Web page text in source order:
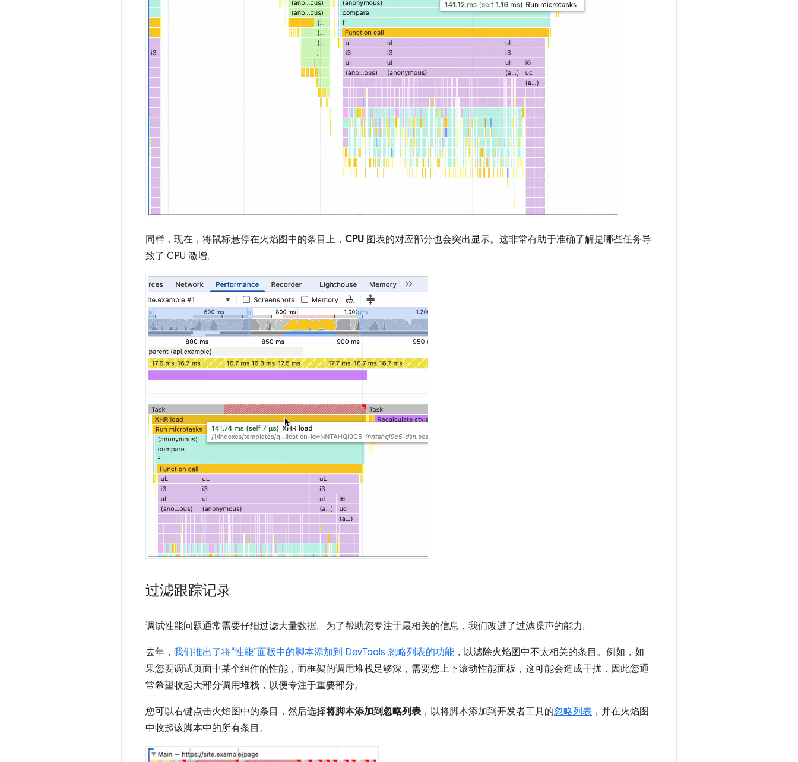
同样，现在，将鼠标悬停在火焰图中的条目上， CPU 图表的对应部分也会突出显示。这非常有助于准确了解是哪些任务导
致了 CPU 激增。
过滤跟踪记录
调试性能问题通常需要仔细过滤大量数据。为了帮助您专注于最相关的信息，我们改进了过滤噪声的能力。
去年， 我们推出了将“性能”面板中的脚本添加到 DevTools 忽略列表的功能 ，以滤除火焰图中不太相关的条目。例如，如
果您要调试页面中某个组件的性能，而框架的调用堆栈足够深，需要您上下滚动性能面板，这可能会造成干扰，因此您通
常希望收起大部分调用堆栈，以便专注于重要部分。
您可以右键点击火焰图中的条目，然后选择将脚本添加到忽略列表 ，以将脚本添加到开发者工具的忽略列表 ，并在火焰图
中收起该脚本中的所有条目。